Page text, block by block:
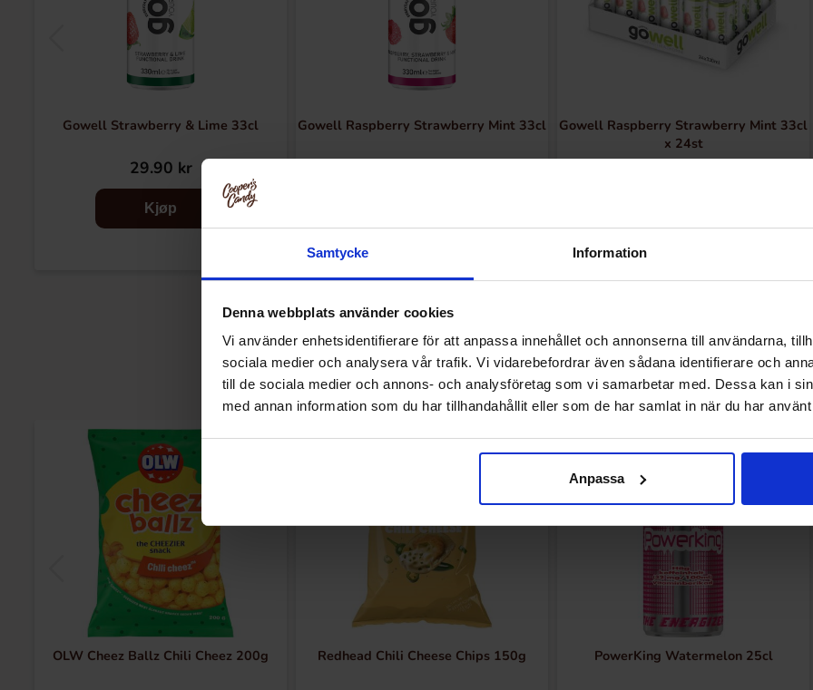
Samtycke Information
Denna webbplats använder cookies
Vi använder enhetsidentifierare för att anpassa innehållet och annonserna till användarna,
sociala medier och analysera vår trafik. Vi vidarebefordrar även sådana identifierare och
till de sociala medier och annons- och analysföretag som vi samarbetar med. Dessa kan i
med annan information som du har tillhandahållit eller som de har samlat in när du har
Anpassa
Gowell Strawberry & Lime 33cl
29.90 kr
Kjøp
Gowell Raspberry Strawberry Mint 33cl
Gowell Raspberry Strawberry Mint 33cl
x 24st
Andre kjøpte også
OLW Cheez Ballz Chili Cheez 200g Redhead Chili Cheese Chips 150g PowerKing Watermelon 25cl